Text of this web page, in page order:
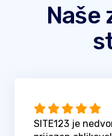
Naše
SITE123 je